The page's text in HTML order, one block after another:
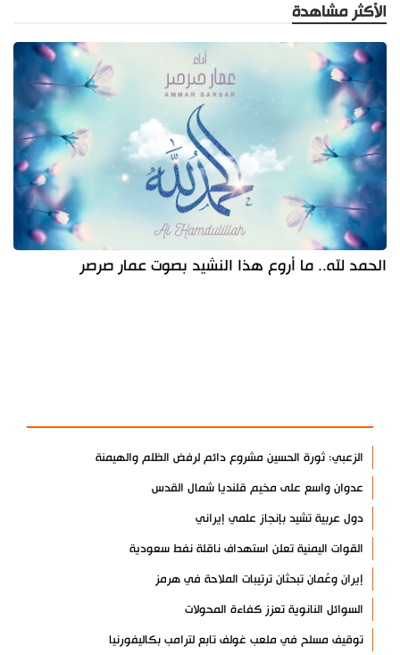
الأكثر مشاهدة
الحمد لله.. ما أروع هذا النشيد بصوت عمار صرصر
الزعبي: ثورة الحسين مشروع دائم لرفض الظلم والهيمنة
عدوان واسع على مخيم قلنديا شمال القدس
دول عربية تشيد بإنجاز علمي إيراني
القوات اليمنية تعلن استهداف ناقلة نفط سعودية
إيران وعُمان تبحثان ترتيبات الملاحة في هرمز
السوائل النانوية تعزز كفاءة المحولات
توقيف مسلح في ملعب غولف تابع لترامب بكاليفورنيا